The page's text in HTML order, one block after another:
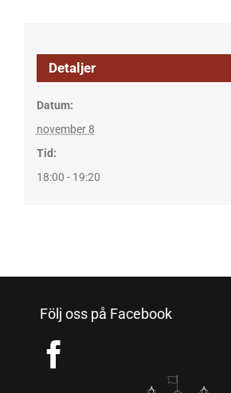
Detaljer
Datum:
november 8
Tid:
18:00 - 19:20
Följ oss på Facebook